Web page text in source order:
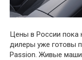
Цены в России пока
дилеры уже готовы
Passion. Живые